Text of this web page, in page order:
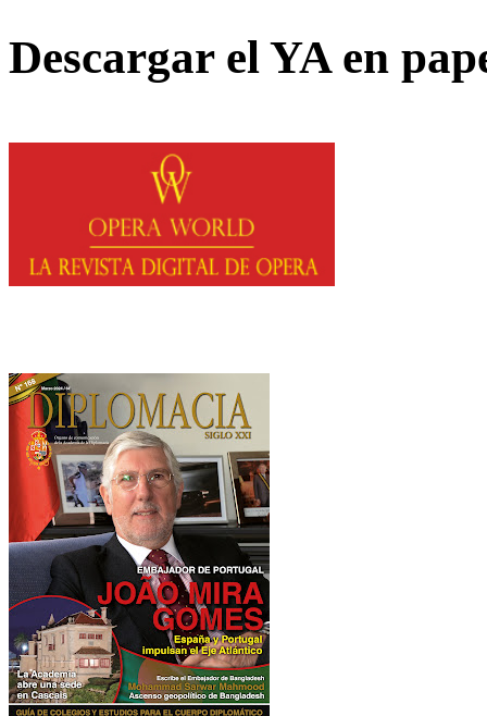
Descargar el YA en